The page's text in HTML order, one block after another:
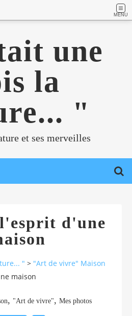
MENU
une
la
"
et ses merveilles
d'une
" > "Art de vivre" Maison
maison
, "Art de vivre", Mes photos